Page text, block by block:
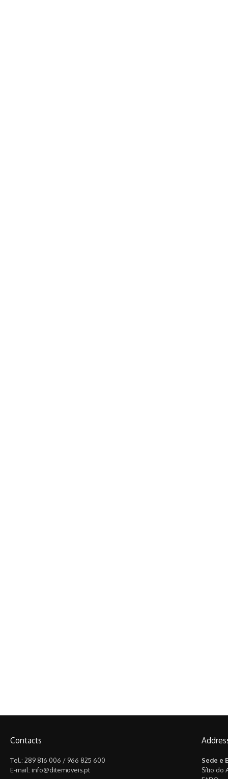
Contacts
Tel.: 289 816 006 / 966 825 600
E-mail: info@ditemoveis.pt
Sede e
Sítio do